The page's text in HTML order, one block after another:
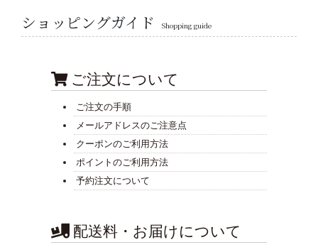
ショッピングガイド Shopping guide
ご注文について
ご注文の手順
メールアドレスのご注意点
クーポンのご利用方法
ポイントのご利用方法
予約注文について
配送料・お届けについて